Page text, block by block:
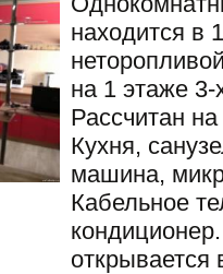
находится в
на 1 этаже
Рассчитан
Кухня,
машина,
Кабельное
открывается